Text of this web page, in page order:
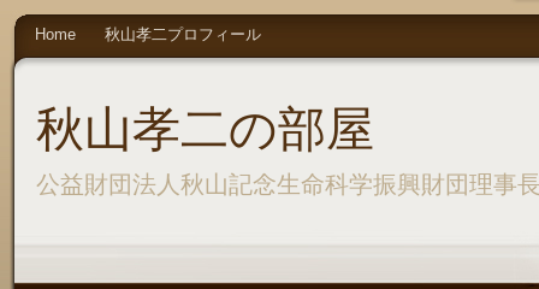
秋山孝二の部屋
公益財団法人秋山記念生命科学振興財団理事
Home 秋山孝二プロフィール